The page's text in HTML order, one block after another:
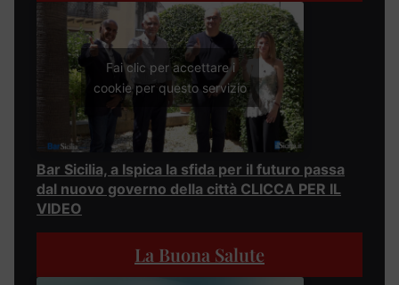
Fai clic per accettare i
cookie per questo servizio
Bar Sicilia, a Ispica la sfida per il futuro passa
dal nuovo governo della città CLICCA PER IL
VIDEO
La Buona Salute